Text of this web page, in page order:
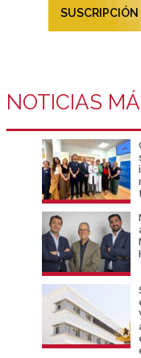
SUSCRIPCIÓN
NOTICIAS